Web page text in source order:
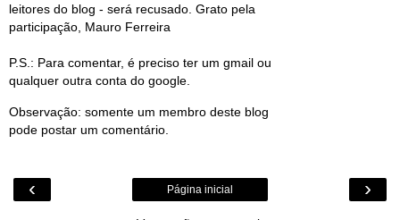
leitores do blog - será recusado. Grato pela
participação, Mauro Ferreira
P.S.: Para comentar, é preciso ter um gmail ou
qualquer outra conta do google.
Observação: somente um membro deste blog
pode postar um comentário.
‹ ›
Página inicial